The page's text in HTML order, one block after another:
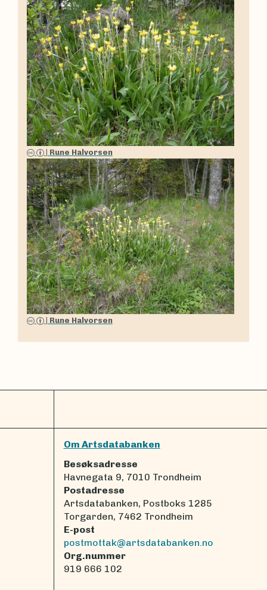
Rune Halvorsen
Rune Halvorsen
Om Artsdatabanken
Besøksadresse
Havnegata 9, 7010 Trondheim
Postadresse
Artsdatabanken, Postboks 1285
Torgarden, 7462 Trondheim
E-post
postmottak@artsdatabanken.no
Org.nummer
919 666 102